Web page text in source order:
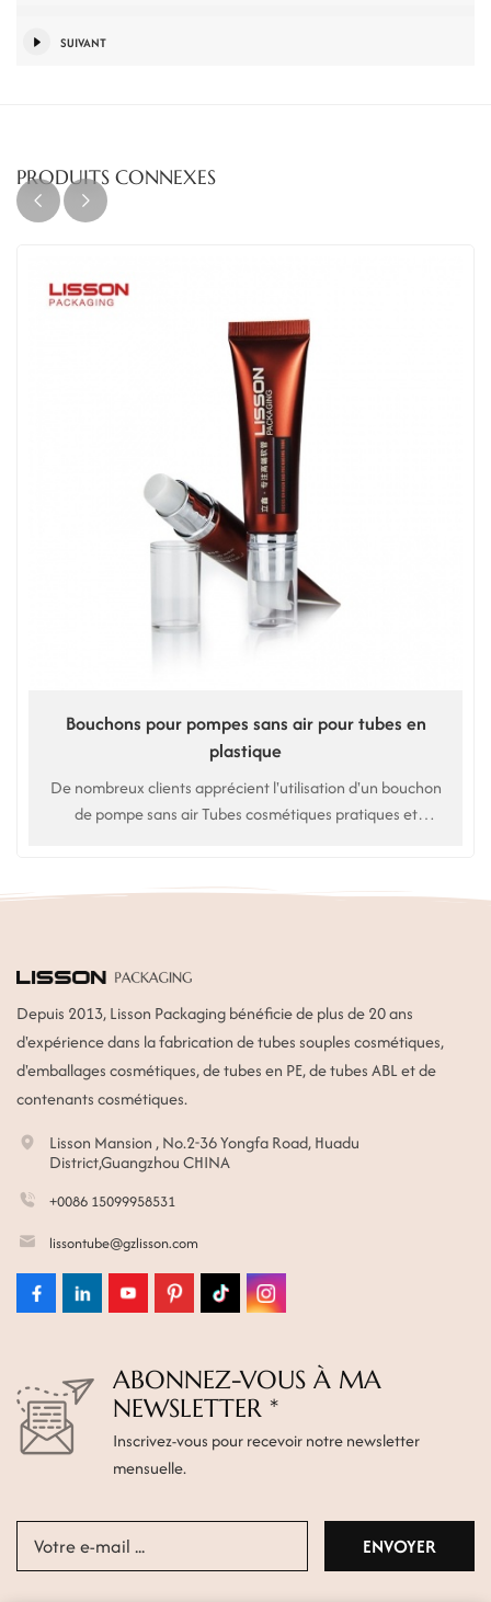
SUIVANT
PRODUITS CONNEXES
Bouchons pour pompes sans air pour tubes en
plastique
De nombreux clients apprécient l'utilisation d'un bouchon
de pompe sans air Tubes cosmétiques pratiques et
Depuis 2013, Lisson Packaging bénéficie de plus de 20 ans
d'expérience dans la fabrication de tubes souples cosmétiques,
d'emballages cosmétiques, de tubes en PE, de tubes ABL et de
contenants cosmétiques.
Lisson Mansion , No.2-36 Yongfa Road, Huadu
District,Guangzhou CHINA
+0086 15099958531
lissontube@gzlisson.com
ABONNEZ-VOUS À MA
NEWSLETTER *
Inscrivez-vous pour recevoir notre newsletter
mensuelle.